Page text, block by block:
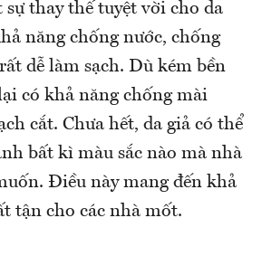
thay thế tuyệt vời cho da
năng chống nước, chống
dễ làm sạch. Dù kém bền
có khả năng chống mài
cắt. Chưa hết, da giả có thể
bất kì màu sắc nào mà nhà
Điều này mang đến khả
tận cho các nhà mốt.